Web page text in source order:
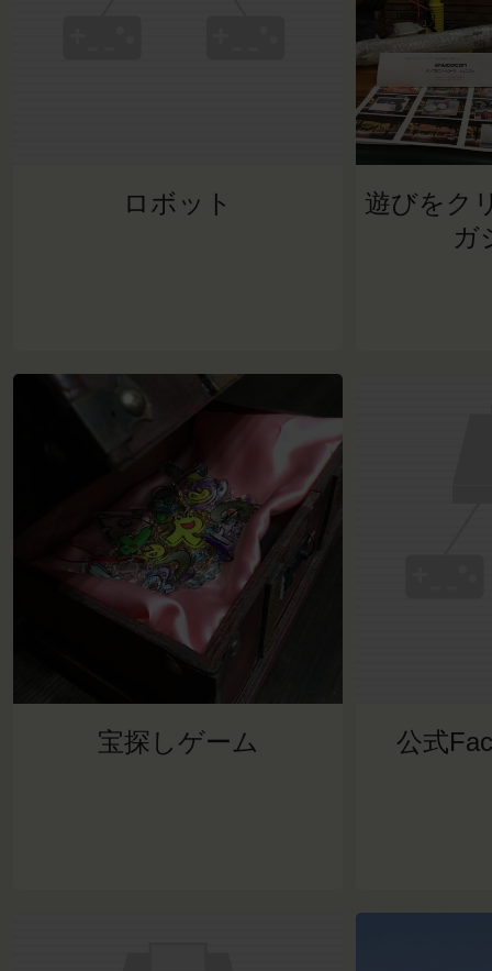
ロボット
遊びをク
ガ
宝探しゲーム 公式